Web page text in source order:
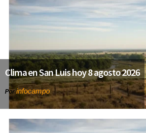
Clima en San Luis hoy 8 agosto 2026
Porinfocampo